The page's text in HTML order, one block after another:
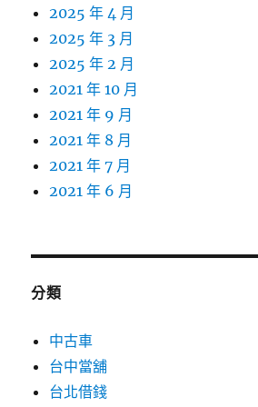
2025 年 4 月
2025 年 3 月
2025 年 2 月
2021 年 10 月
2021 年 9 月
2021 年 8 月
2021 年 7 月
2021 年 6 月
分類
中古車
台中當舖
台北借錢